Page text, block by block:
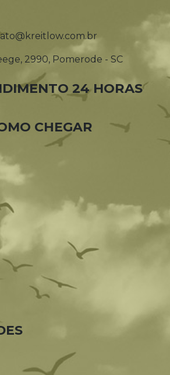
2990, Pomerode - SC
24 HORAS
CHEGAR